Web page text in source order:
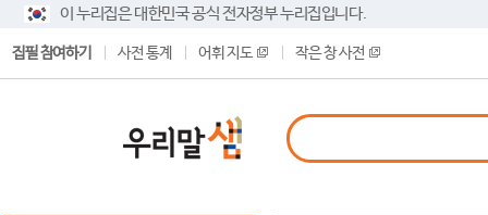
이 누리집은 대한민국 공식 전자정부 누리집입니다.
집필 참여하기 사전 통계 어휘 지도 작은 창 사전